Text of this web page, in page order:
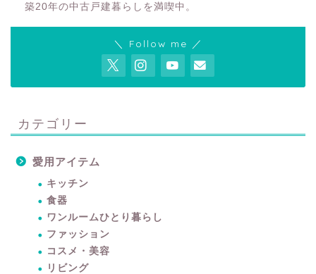
築20年の中古戸建暮らしを満喫中。
＼ Follow me ／
カテゴリー
愛用アイテム
キッチン
食器
ワンルームひとり暮らし
ファッション
コスメ・美容
リビング